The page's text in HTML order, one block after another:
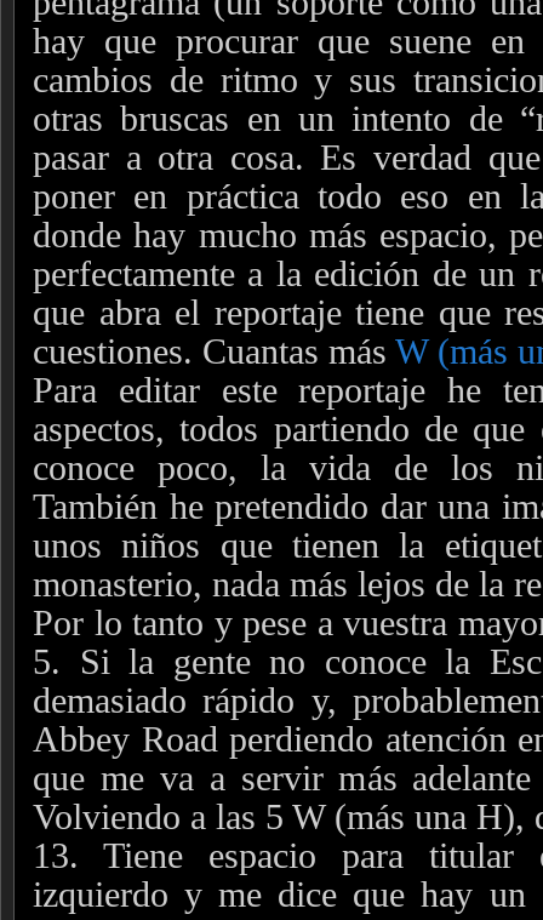
hay que procurar que suene en
cambios de ritmo y sus
otras bruscas en un intento de
pasar a otra cosa. Es verdad
poner en práctica todo eso en
donde hay mucho más espacio,
perfectamente a la edición de un
que abra el reportaje tiene que
cuestiones. Cuantas más W (más
Para editar este reportaje he
aspectos, todos partiendo de
conoce poco, la vida de los
También he pretendido dar una
unos niños que tienen la
monasterio, nada más lejos de la
Por lo tanto y pese a vuestra
5. Si la gente no conoce la
demasiado rápido y,
Abbey Road perdiendo atención
que me va a servir más
Volviendo a las 5 W (más una H),
13. Tiene espacio para
izquierdo y me dice que hay